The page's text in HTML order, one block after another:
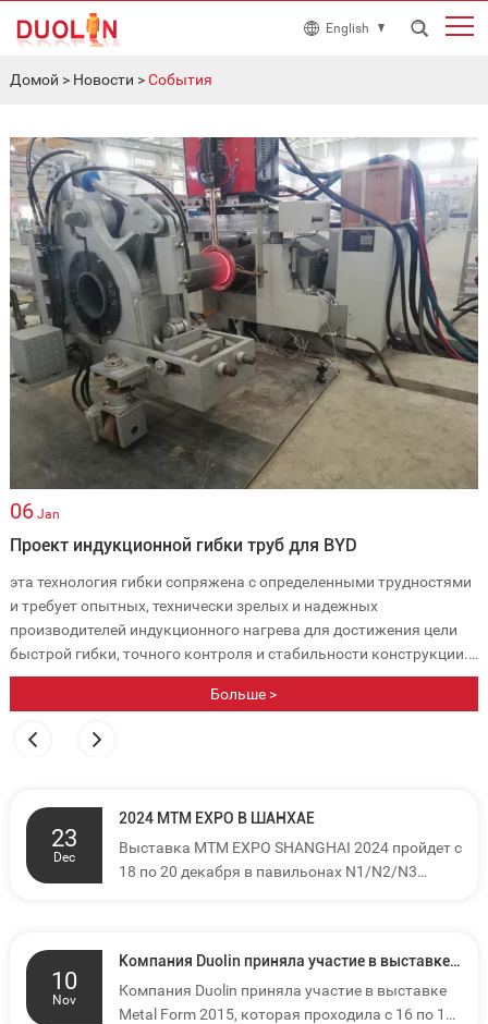
English
Домой > Новости >События
06Jan
Проект индукционной гибки труб для BYD
эта технология гибки сопряжена с определенными трудностями
и требует опытных, технически зрелых и надежных
производителей индукционного нагрева для достижения цели
быстрой гибки, точного контроля и стабильности конструкции.
Именно такой производитель Duolin успешно справился с
насущной потребностью BYD.Больше >
23
Dec
2024 MTM EXPO В ШАНХАЕ
Выставка MTM EXPO SHANGHAI 2024 пройдет с
18 по 20 декабря в павильонах N1/N2/N3
10
Nov
Компания Duolin приняла участие в выставке Metal Form 2015, которая проходила с 16 по 19 сентября в Шанхае
Компания Duolin приняла участие в выставке
Metal Form 2015, которая проходила с 16 по 19